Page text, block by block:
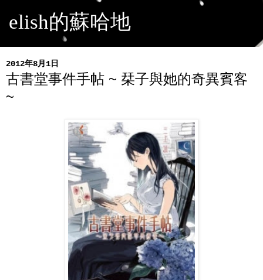
elish的蘇哈地
2012年8月1日
古書堂事件手帖 ~ 栞子與她的奇異賓客
~